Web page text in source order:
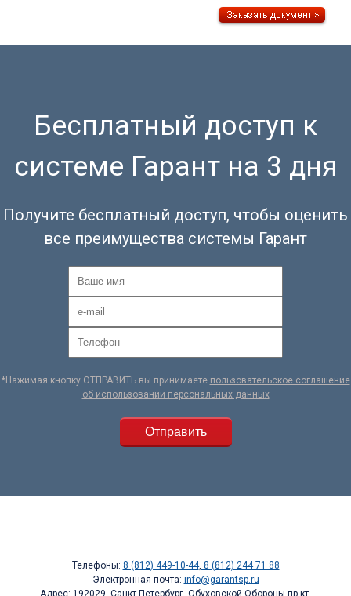
Бесплатный доступ к
системе Гарант на 3 дня
Получите бесплатный доступ, чтобы оценить
все преимущества системы Гарант
*Нажимая кнопку ОТПРАВИТЬ вы принимаете пользовательское соглашение
об использовании персональных данных
Телефоны: 8 (812) 449-10-44, 8 (812) 244 71 88
Электронная почта: info@garantsp.ru